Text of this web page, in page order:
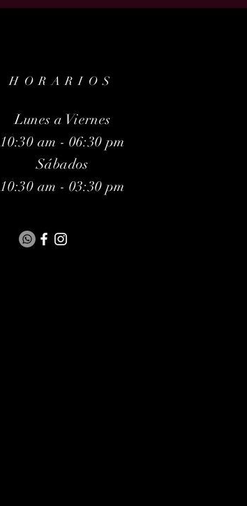
HORARIOS
Lunes a Viernes
10:30 am - 06:30 pm
Sábados
10:30 am - 03:30 pm